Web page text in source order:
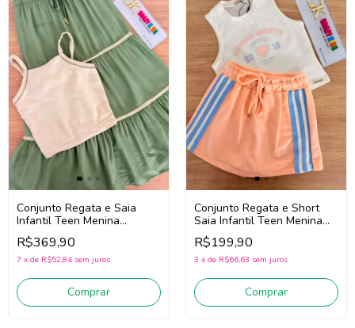
Conjunto Regata e Saia
Infantil Teen Menina
Vic.Vicky 94424 (Bege
Claro/Verde)
R$369,90
7 x de R$52,84 sem juros
Comprar
Conjunto Regata e Short
Saia Infantil Teen Menina
Vic.Vicky 96861 (Off
White/Laranja)
R$199,90
3 x de R$66,63 sem juros
Comprar